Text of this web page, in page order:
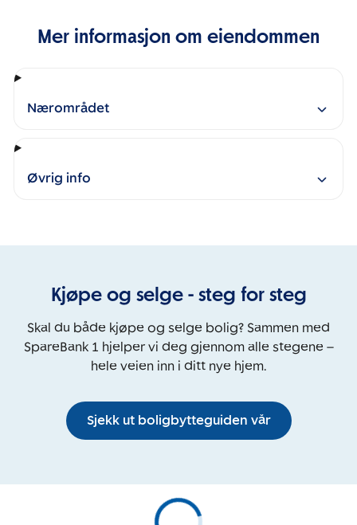
Mer informasjon om eiendommen
Nærområdet
Øvrig info
Kjøpe og selge - steg for steg
Skal du både kjøpe og selge bolig? Sammen med
SpareBank 1 hjelper vi deg gjennom alle stegene –
hele veien inn i ditt nye hjem.
Sjekk ut boligbytteguiden vår